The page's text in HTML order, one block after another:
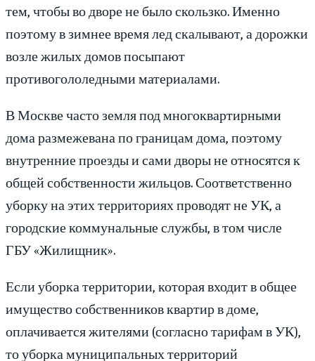
тем, чтобы во дворе не было скользко. Именно
поэтому в зимнее время лед скалывают, а дорожки
возле жилых домов посыпают
противогололедными материалами.
В Москве часто земля под многоквартирными
дома размежевана по границам дома, поэтому
внутренние проезды и сами дворы не относятся к
общей собственности жильцов. Соответственно
уборку на этих территориях проводят не УК, а
городские коммунальные службы, в том числе
ГБУ «Жилищник».
Если уборка территории, которая входит в общее
имущество собственников квартир в доме,
оплачивается жителями (согласно тарифам в УК),
то уборка муниципальных территорий